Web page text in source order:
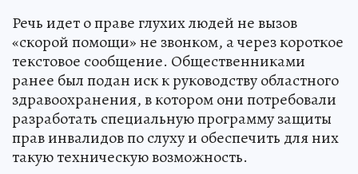
Речь идет о праве глухих людей не вызов
«скорой помощи» не звонком, а через короткое
текстовое сообщение. Общественниками
ранее был подан иск к руководству областного
здравоохранения, в котором они потребовали
разработать специальную программу защиты
прав инвалидов по слуху и обеспечить для них
такую техническую возможность.